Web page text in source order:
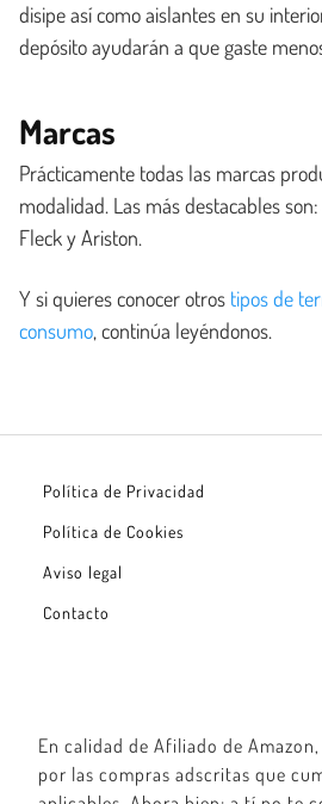
disipe así como aislantes en su
depósito ayudarán a que gaste
Marcas
Prácticamente todas las marcas
modalidad. Las más destacables
Fleck y Ariston.
Y si quieres conocer otros tipos de
consumo, continúa leyéndonos.
Política de Privacidad
Política de Cookies
Aviso legal
Contacto
En calidad de Afiliado de
por las compras adscritas que